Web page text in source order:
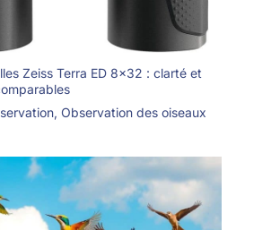
Zeiss Terra ED 8×32 : clarté et
, Observation des oiseaux